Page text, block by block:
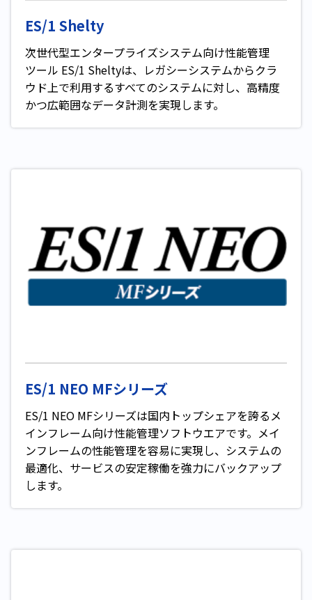
ES/1 Shelty
次世代型エンタープライズシステム向け性能管理
ツール ES/1 Sheltyは、レガシーシステムからクラ
ウド上で利用するすべてのシステムに対し、高精度
かつ広範囲なデータ計測を実現します。
ES/1 NEO MFシリーズ
ES/1 NEO MFシリーズは国内トップシェアを誇るメ
インフレーム向け性能管理ソフトウエアです。メイ
ンフレームの性能管理を容易に実現し、システムの
最適化、サービスの安定稼働を強力にバックアップ
します。